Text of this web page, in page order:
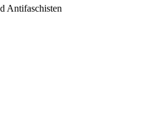
Antifaschisten